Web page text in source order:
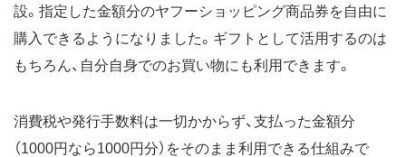
設。指定した金額分のヤフーショッピング商品券を自由に
購入できるようになりました。ギフトとして活用するのは
もちろん、自分自身でのお買い物にも利用できます。
消費税や発行手数料は一切かからず、支払った金額分
（1000円なら1000円分）をそのまま利用できる仕組みで